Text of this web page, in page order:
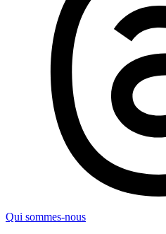
Qui sommes-nous